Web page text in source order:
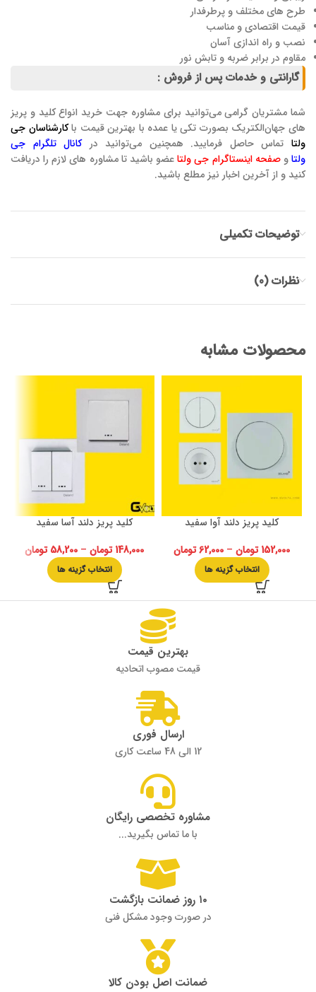
طرح های مختلف و پرطرفدار
قیمت اقتصادی و مناسب
نصب و راه اندازی آسان
مقاوم در برابر ضربه و تابش نور
گارانتی و خدمات پس از فروش :
شما مشتریان گرامی می‌توانید برای مشاوره جهت خرید انواع کلید و پریز
های جهان‌الکتریک بصورت تکی یا عمده با بهترین قیمت باکارشناسان جی
ولتاتماس حاصل فرمایید. همچنین می‌توانید درکانال تلگرام جی
ولتاو صفحه اینستاگرام جی ولتاعضو باشید تا مشاوره های لازم را دریافت
کنید و از آخرین اخبار نیز مطلع باشید.
توضیحات تکمیلی
نظرات (0)
محصولات مشابه
کلید پریز دلند آوا سفید
152,000 تومان –
62,000تومان
انتخاب گزینه ها
کلید پریز دلند آسا سفید
148,000 تومان –
58,200 تومان
انتخاب گزینه ها
بهترین قیمت
قیمت مصوب اتحادیه
ارسال فوری
12 الی 48 ساعت کاری
مشاوره تخصصی رایگان
با ما تماس بگیرید...
۱۰ روز ضمانت بازگشت
در صورت وجود مشکل فنی
ضمانت اصل بودن کالا